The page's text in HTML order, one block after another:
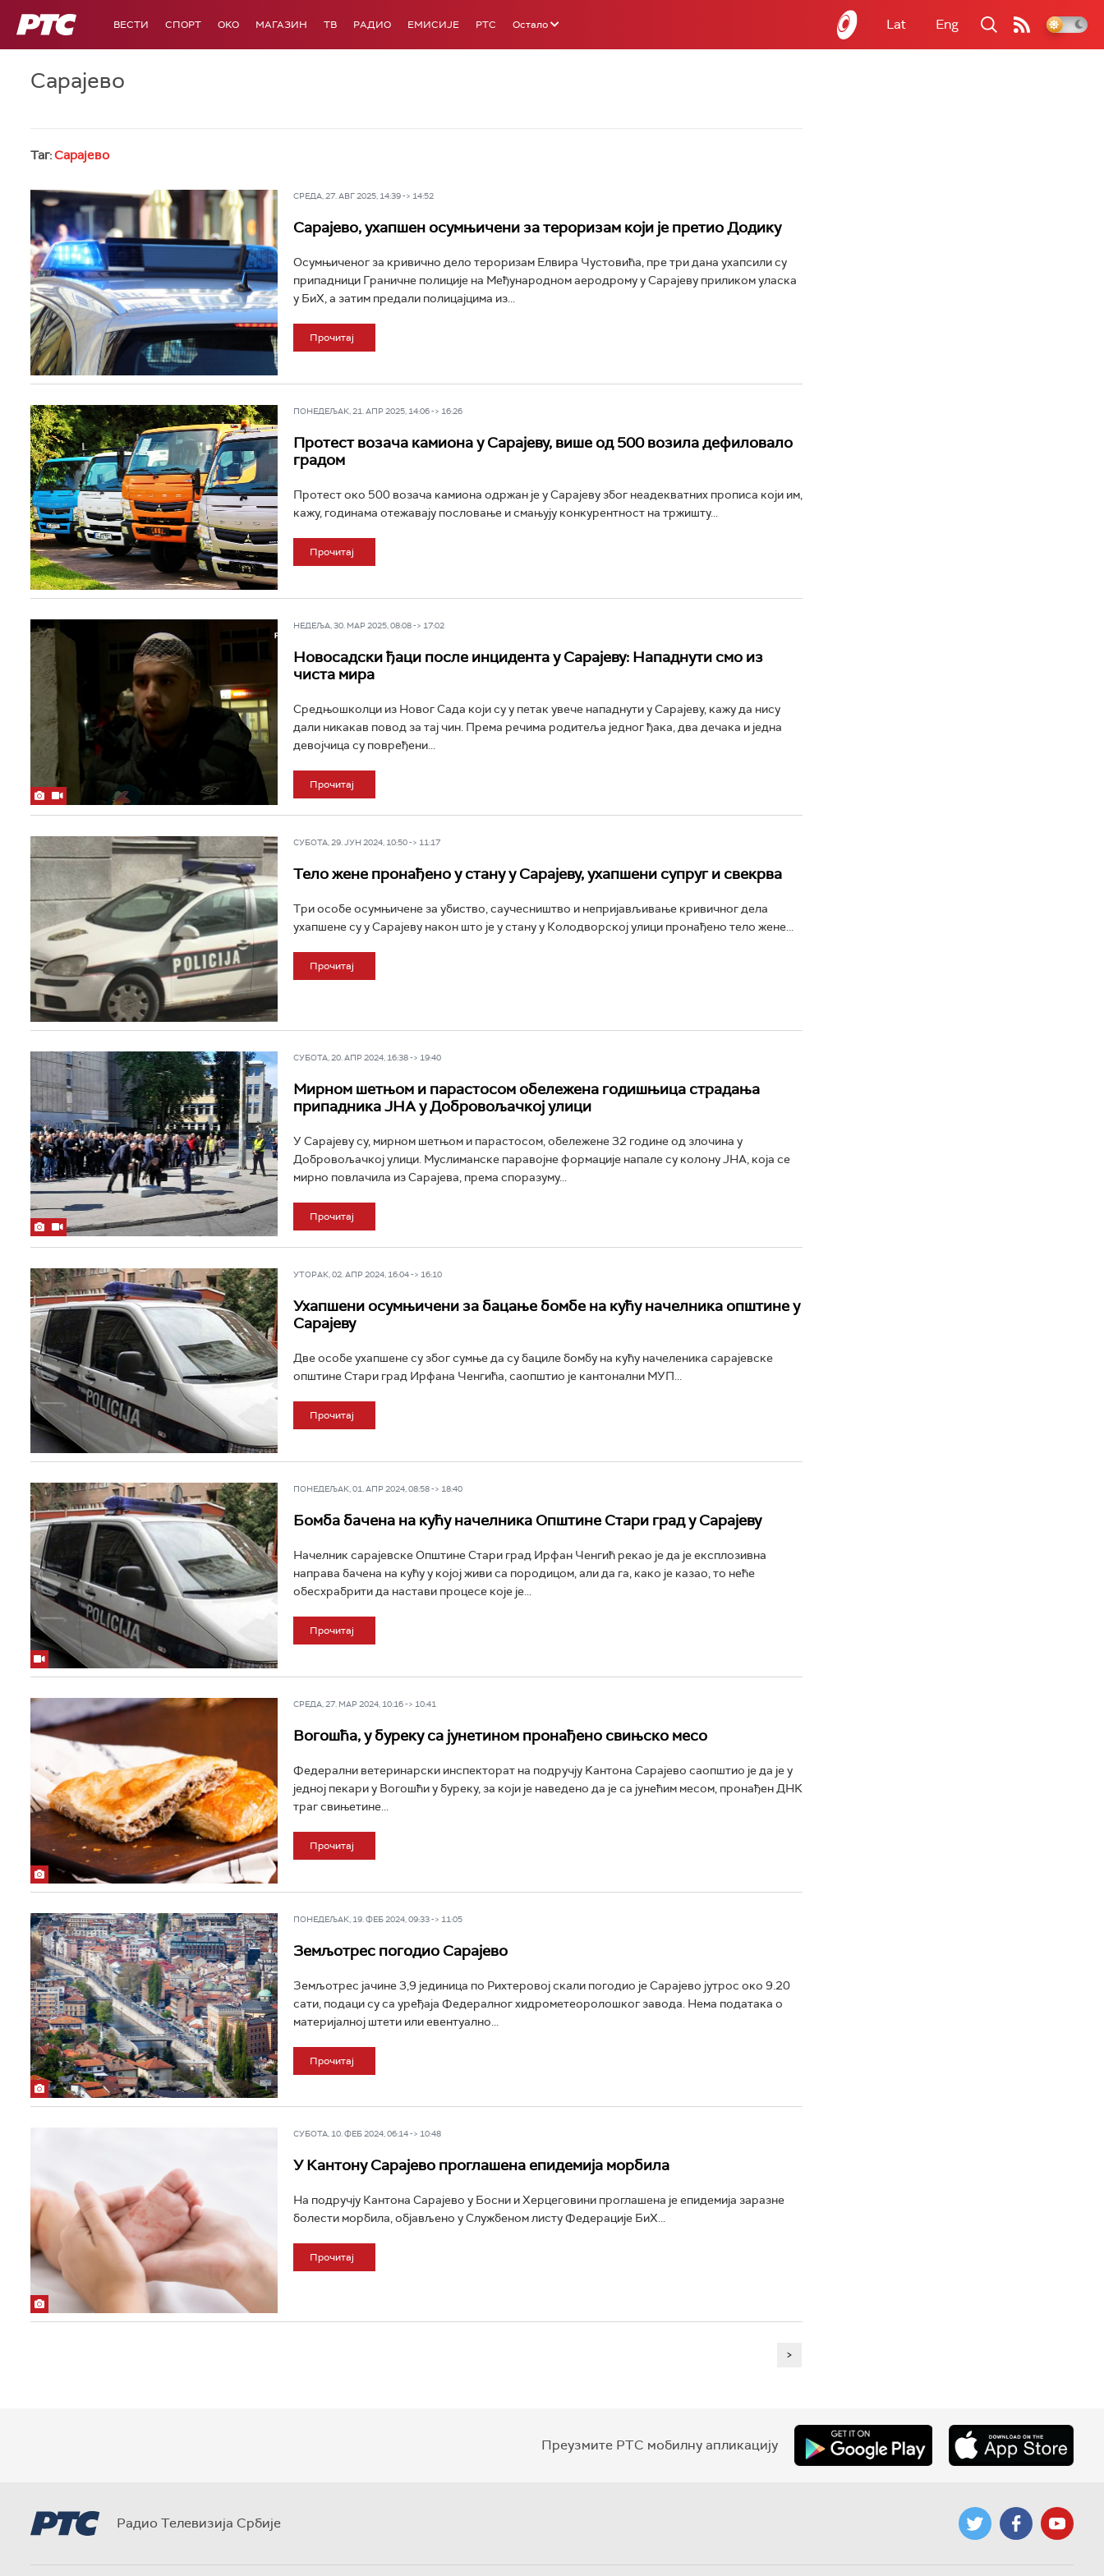
РТС ВЕСТИ СПОРТ OKO МАГАЗИН ТВ РАДИО ЕМИСИЈЕ РТС Остало Lat Eng
Сарајево
Таг:Сарајево
СРЕДА, 27. АВГ 2025, 14:39 -> 14:52
Сарајево, ухапшен осумњичени за тероризам који је претио Додику
Осумњиченог за кривично дело тероризам Елвира Чустовића, пре три дана ухапсили су
припадници Граничне полиције на Међународном аеродрому у Сарајеву приликом уласка
у БиХ, а затим предали полицајцима из...
Прочитај
ПОНЕДЕЉАК, 21. АПР 2025, 14:06 -> 16:26
Протест возача камиона у Сарајеву, више од 500 возила дефиловало
градом
Протест око 500 возача камиона одржан је у Сарајеву због неадекватних прописа који им,
кажу, годинама отежавају пословање и смањују конкурентност на тржишту...
Прочитај
НЕДЕЉА, 30. МАР 2025, 08:08 -> 17:02
Новосадски ђаци после инцидента у Сарајеву: Нападнути смо из
чиста мира
Средњошколци из Новог Сада који су у петак увече нападнути у Сарајеву, кажу да нису
дали никакав повод за тај чин. Према речима родитеља једног ђака, два дечака и једна
девојчица су повређени...
Прочитај
СУБОТА, 29. ЈУН 2024, 10:50 -> 11:17
Тело жене пронађено у стану у Сарајеву, ухапшени супруг и свекрва
Tри особе осумњичене за убиство, саучесништво и непријављивање кривичног дела
ухапшене су у Сарајеву након што је у стану у Колодворској улици пронађено тело жене...
Прочитај
СУБОТА, 20. АПР 2024, 16:38 -> 19:40
Мирном шетњом и парастосом обележена годишњица страдања
припадника ЈНА у Добровољачкој улици
У Сарајеву су, мирном шетњом и парастосом, обележене 32 године од злочина у
Добровољачкој улици. Муслиманске паравојне формације напале су колону ЈНА, која се
мирно повлачила из Сарајева, према споразуму...
Прочитај
УТОРАК, 02. АПР 2024, 16:04 -> 16:10
Ухапшени осумњичени за бацање бомбе на кућу начелника општине у
Сарајеву
Две особе ухапшене су због сумње да су бациле бомбу на кућу начеленика сарајевске
општине Стари град Ирфана Ченгића, саопштио је кантонални МУП...
Прочитај
ПОНЕДЕЉАК, 01. АПР 2024, 08:58 -> 18:40
Бомба бачена на кућу начелника Општине Стари град у Сарајеву
Начелник сарајевске Општине Стари град Ирфан Ченгић рекао је да је експлозивна
направа бачена на кућу у којој живи са породицом, али да га, како је казао, то неће
обесхрабрити да настави процесе које је...
Прочитај
СРЕДА, 27. МАР 2024, 10:16 -> 10:41
Вогошћа, у буреку са јунетином пронађено свињско месо
Федерални ветеринарски инспекторат на подручју Kантона Сарајево саопштио је да је у
једној пекари у Вогошћи у буреку, за који је наведено да је са јунећим месом, пронађен ДНK
траг свињетине...
Прочитај
ПОНЕДЕЉАК, 19. ФЕБ 2024, 09:33 -> 11:05
Земљотрес погодио Сарајево
Земљотрес јачине 3,9 јединицa по Рихтеровој скали погодио је Сарајево јутрос око 9.20
сати, подаци су са уређаја Федералног хидрометеоролошког завода. Нема података о
материјалној штети или евентуално...
Прочитај
СУБОТА, 10. ФЕБ 2024, 06:14 -> 10:48
У Кантону Сарајево проглашена епидемија морбила
На подручју Кантона Сарајево у Босни и Херцеговини проглашена је епидемија заразне
болести морбила, објављено у Службеном листу Федерације БиХ...
Прочитај
>
Преузмите РТС мобилну апликацију
Радио Телевизија Србије